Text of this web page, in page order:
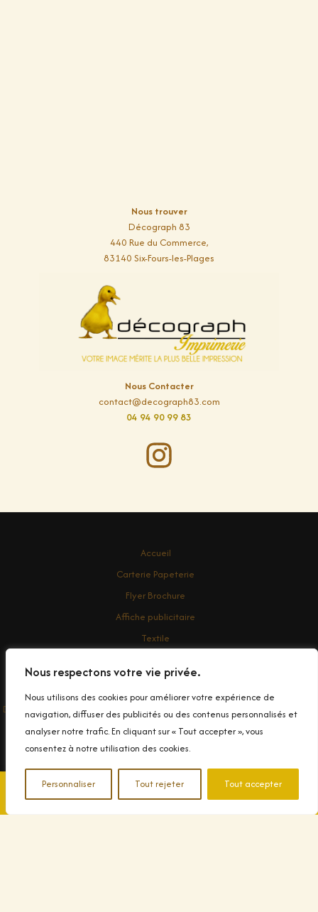
Nous respectons votre vie privée.
Nous utilisons des cookies pour améliorer votre expérience de
navigation, diffuser des publicités ou des contenus personnalisés et
analyser notre trafic. En cliquant sur « Tout accepter », vous
consentez à notre utilisation des cookies.
Personnaliser Tout rejeter Tout accepter
Nous trouver
Décograph 83
440 Rue du Commerce,
83140 Six-Fours-les-Plages
Nous Contacter
contact@decograph83.com
04 94 90 99 83
Accueil
Carterie Papeterie
Flyer Brochure
Affiche publicitaire
Textile
Contact
Droit d'auteur © 2026 Conception et impression de Banderole Publicitaire
dans le Var
✉️ Contactez-nous